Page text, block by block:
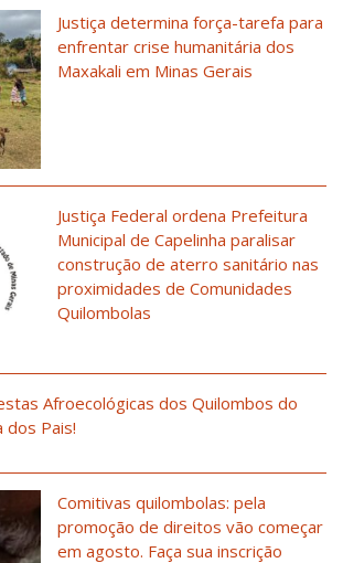
Justiça determina força-tarefa para
enfrentar crise humanitária dos
Maxakali em Minas Gerais
Justiça Federal ordena Prefeitura
Municipal de Capelinha paralisar
construção de aterro sanitário nas
proximidades de Comunidades
Quilombolas
Afroecológicas dos Quilombos do
dos Pais!
Comitivas quilombolas: pela
promoção de direitos vão começar
em agosto. Faça sua inscrição